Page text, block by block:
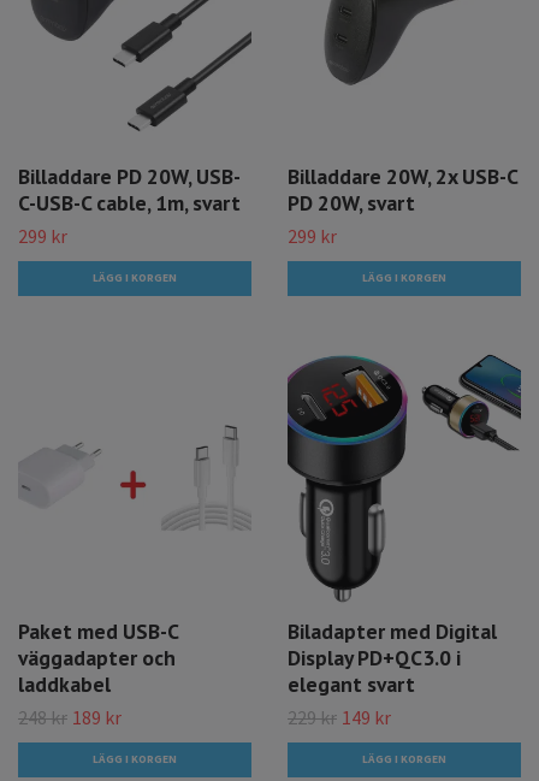
Billaddare PD 20W, USB-
C-USB-C cable, 1m, svart
299 kr
Billaddare 20W, 2x USB-C
PD 20W, svart
299 kr
Paket med USB-C
väggadapter och
laddkabel
248 kr 189 kr
Biladapter med Digital
Display PD+QC3.0 i
elegant svart
229 kr 149 kr